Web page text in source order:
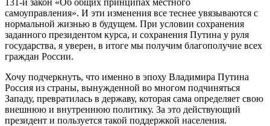
131-й закон «Об общих принципах местного
самоуправления». И эти изменения все теснее увязываются с
нормальной жизнью в будущем. При условии сохранения
заданного президентом курса, и сохранения Путина у руля
государства, я уверен, в итоге мы получим благополучие всех
граждан России.
Хочу подчеркнуть, что именно в эпоху Владимира Путина
Россия из страны, вынужденной во многом подчиняться
Западу, превратилась в державу, которая сама определяет свою
внешнюю и внутреннюю политику. За это действующий
президент и пользуется такой поддержкой населения.